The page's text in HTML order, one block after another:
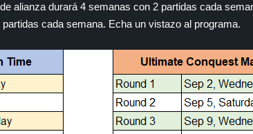
alianza durará 4 semanas con 2 partidas cada
cada semana. Echa un vistazo al programa.